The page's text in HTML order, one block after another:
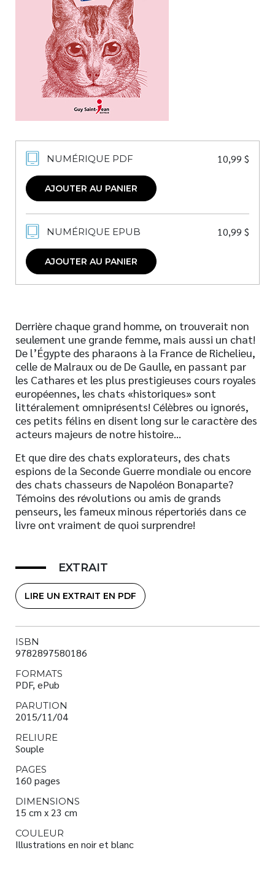
Nouveautés
Numérique
Livres audio
Meilleurs vendeurs
Page vedette
AUTEURS
À PROPOS
CONTACT
NUMÉRIQUE PDF 10,99 $
AJOUTER AU PANIER
NUMÉRIQUE EPUB 10,99 $
AJOUTER AU PANIER
Derrière chaque grand homme, on trouverait non
seulement une grande femme, mais aussi un chat!
De l’Égypte des pharaons à la France de Richelieu,
celle de Malraux ou de De Gaulle, en passant par
les Cathares et les plus prestigieuses cours royales
européennes, les chats «historiques» sont
littéralement omniprésents! Célèbres ou ignorés,
ces petits félins en disent long sur le caractère des
acteurs majeurs de notre histoire…
Et que dire des chats explorateurs, des chats
espions de la Seconde Guerre mondiale ou encore
des chats chasseurs de Napoléon Bonaparte?
Témoins des révolutions ou amis de grands
penseurs, les fameux minous répertoriés dans ce
livre ont vraiment de quoi surprendre!
EXTRAIT
LIRE UN EXTRAIT EN PDF
ISBN
9782897580186
FORMATS
PDF, ePub
PARUTION
2015/11/04
RELIURE
Souple
PAGES
160 pages
DIMENSIONS
15 cm x 23 cm
COULEUR
Illustrations en noir et blanc